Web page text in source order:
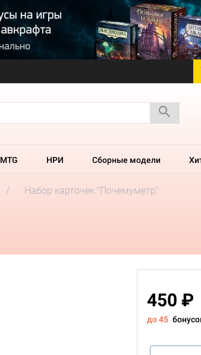
MTG НРИ Сборные модели
Набор карточек "Почемуметр"
450 ₽
до 45